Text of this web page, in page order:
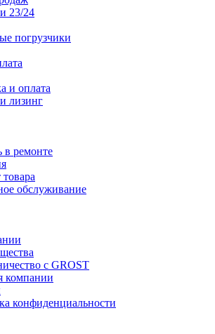
23/24
погрузчики
и оплата
лизинг
ремонте
обслуживание
с GROST
компании
конфиденциальности